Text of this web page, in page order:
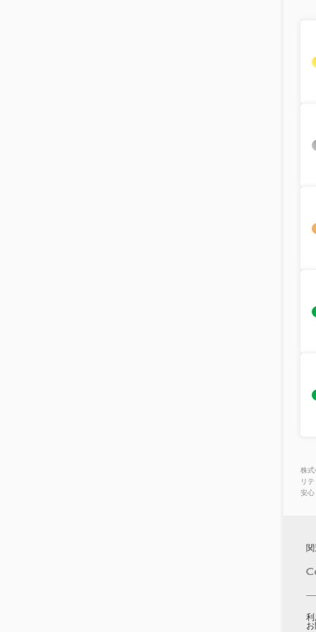
株式
リ
安心